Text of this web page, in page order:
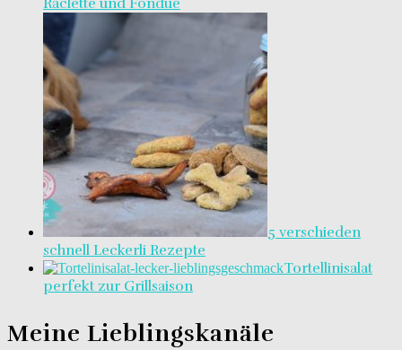
Raclette und Fondue
5 verschieden
schnell Leckerli Rezepte
Tortellinisalat
perfekt zur Grillsaison
Meine Lieblingskanäle